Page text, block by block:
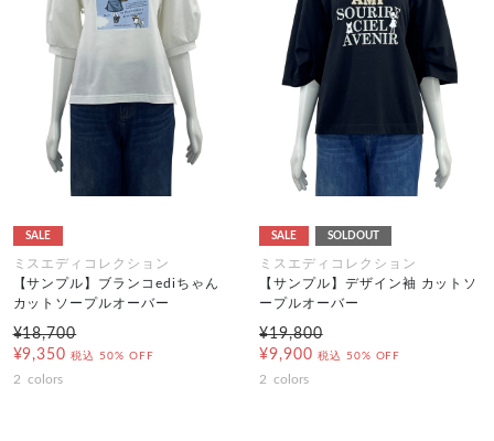
SALE
ミスエディコレクション
【サンプル】ブランコediちゃん
カットソープルオーバー
¥18,700
¥9,350 税込 50% OFF
2 colors
SALE SOLDOUT
ミスエディコレクション
【サンプル】デザイン袖 カットソ
ープルオーバー
¥19,800
¥9,900 税込 50% OFF
2 colors